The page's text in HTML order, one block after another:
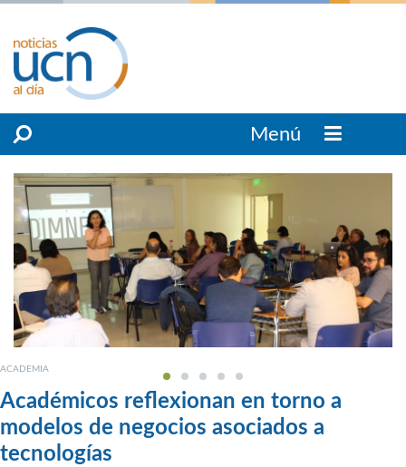
Menú
ACADEMIA
Académicos reflexionan en torno a
modelos de negocios asociados a
tecnologías